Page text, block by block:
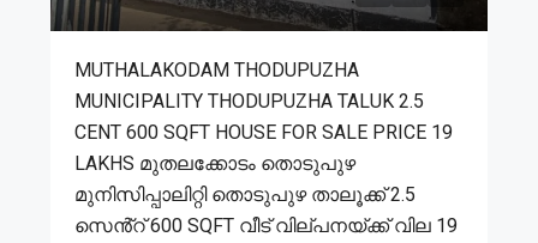
MUTHALAKODAM THODUPUZHA
MUNICIPALITY THODUPUZHA TALUK 2.5
CENT 600 SQFT HOUSE FOR SALE PRICE 19
LAKHS മുതലക്കോടം തൊടുപുഴ
മുനിസിപ്പാലിറ്റി തൊടുപുഴ താലൂക്ക് 2.5
സെൻ്റ് 600 SQFT വീട് വില്പനയ്ക്ക് വില 19